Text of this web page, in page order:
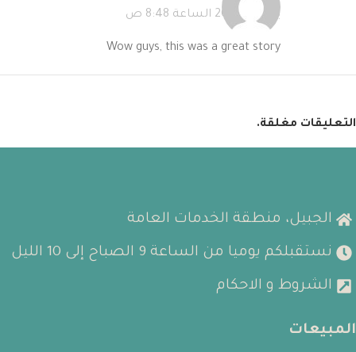
يناير 26, 2018 الساعة 8:48 ص
Wow guys, this was a great story
التعليقات مغلقة.
الجبيل، منطقة الخدمات العامة
نستقبلكم يوميا من الساعة 9 الصباح إلى 10 الليل
الشروط و الاحكام
المبيعات